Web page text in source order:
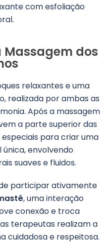
com esfoliação
Massagem dos
relaxantes e uma
realizada por ambas as
Após a massagem
a parte superior das
para criar uma
envolvendo
suaves e fluidos.
participar ativamente
, uma interação
conexão e troca
terapeutas realizam a
cuidadosa e respeitosa.